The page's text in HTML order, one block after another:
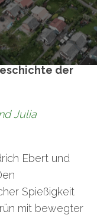
der
Julia
Ebert und
Spießigkeit
mit bewegter